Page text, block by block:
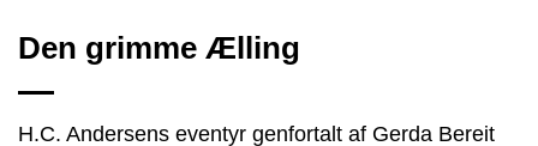
Den grimme Ælling
H.C. Andersens eventyr genfortalt af Gerda Bereit